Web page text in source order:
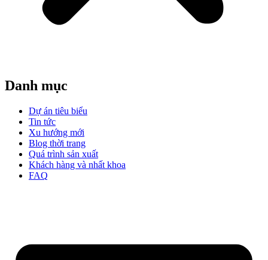
Danh mục
Dự án tiêu biểu
Tin tức
Xu hướng mới
Blog thời trang
Quá trình sản xuất
Khách hàng và nhất khoa
FAQ